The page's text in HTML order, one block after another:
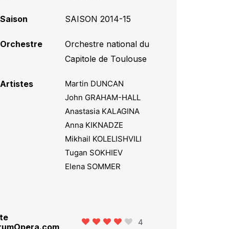
Saison SAISON 2014-15
Orchestre
Orchestre national du
Capitole de Toulouse
Artistes
Martin DUNCAN
John GRAHAM-HALL
Anastasia KALAGINA
Anna KIKNADZE
Mikhail KOLELISHVILI
Tugan SOKHIEV
Elena SOMMER
4